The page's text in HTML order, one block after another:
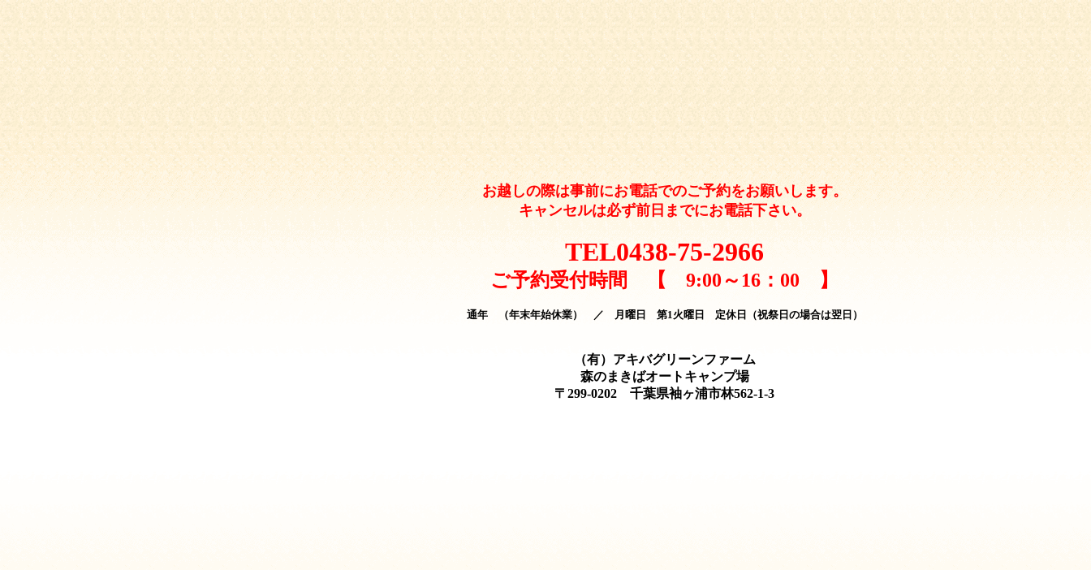
お越しの際は事前にお電話でのご予約をお願いします。
キャンセルは必ず前日までにお電話下さい。
TEL0438-75-2966
ご予約受付時間 【 9:00～16：00 】
通年 （年末年始休業） ／ 月曜日 第1火曜日 定休日（祝祭日の場合は翌日）
（有）アキバグリーンファーム
森のまきばオートキャンプ場
〒299-0202 千葉県袖ヶ浦市林562-1-3